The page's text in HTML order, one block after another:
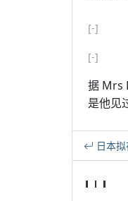
[-]
[-]
据 Mrs
是他见
日本